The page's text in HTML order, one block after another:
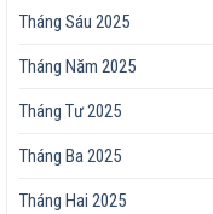
Tháng Sáu 2025
Tháng Năm 2025
Tháng Tư 2025
Tháng Ba 2025
Tháng Hai 2025